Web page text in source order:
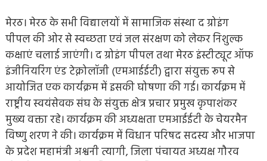
मेरठ। मेरठ के सभी विद्यालयों में सामाजिक संस्था द ग्रोइंग
पीपल की ओर से स्वच्छता एवं जल संरक्षण को लेकर निशुल्क
कक्षाएं चलाई जाएंगी। द ग्रोइंग पीपल तथा मेरठ इंस्टीट्यूट ऑफ
इंजीनियरिंग एंड टेक्नोलॉजी (एमआईईटी) द्वारा संयुक्त रूप से
आयोजित एक कार्यक्रम में इसकी घोषणा की गई। कार्यक्रम में
राष्ट्रीय स्वयंसेवक संघ के संयुक्त क्षेत्र प्रचार प्रमुख कृपाशंकर
मुख्य वक्ता रहे। कार्यक्रम की अध्यक्षता एमआईईटी के चेयरमैन
विष्णु शरण ने की। कार्यक्रम में विधान परिषद सदस्य और भाजपा
के प्रदेश महामंत्री अश्वनी त्यागी, जिला पंचायत अध्यक्ष गौरव